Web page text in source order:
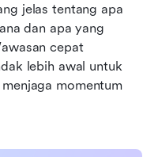
jelas tentang apa
dan apa yang
cepat
lebih awal untuk
momentum